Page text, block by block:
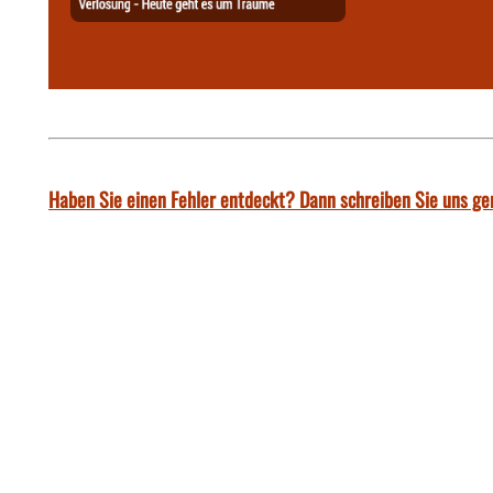
Haben Sie einen Fehler entdeckt? Dann schreiben Sie uns